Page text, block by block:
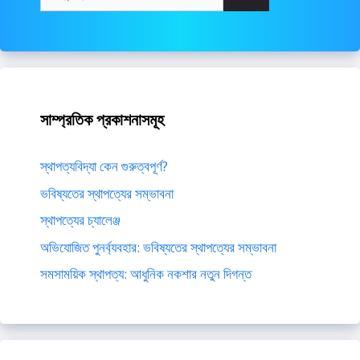
সাম্প্রতিক প্রকাশনাসমূহ
স্থাপত্যবিদ্যা কেন গুরুত্বপূর্ণ?
ভবিষ্যতের স্থাপত্যের সম্ভাবনা
স্থাপত্যের চ্যালেঞ্জ
অভিযোজিত পুনর্ব্যবহার: ভবিষ্যতের স্থাপত্যের সম্ভাবনা
সমসাময়িক স্থাপত্য: আধুনিক নকশার নতুন দিগন্ত